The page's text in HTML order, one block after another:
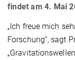
findet am 4. Mai
„Ich freue mich
Forschung“, sagt